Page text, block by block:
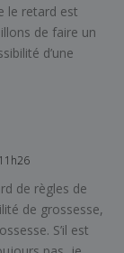
le retard est
de faire un
d’une
de règles de
de grossesse,
S’il est